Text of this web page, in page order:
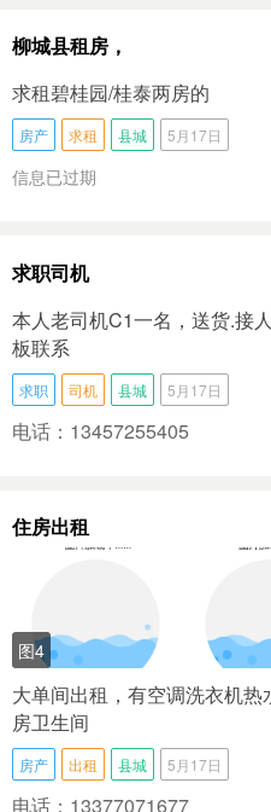
柳城县租房，
求租碧桂园/桂泰两房的
房产 求租 县城 5月17日
信息已过期
求职司机
本人老司机C1一名，送货.接
板联系
求职 司机 县城 5月17日
电话：13457255405
住房出租
图4
大单间出租，有空调洗衣机
房卫生间
房产 出租 县城 5月17日
电话：13377071677